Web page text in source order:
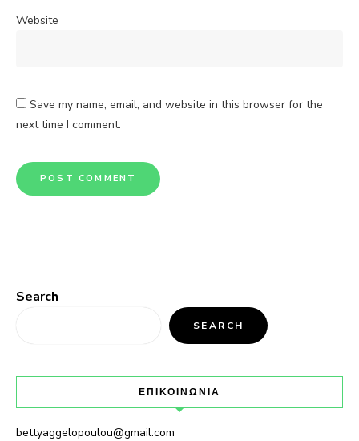
Website
Save my name, email, and website in this browser for the
next time I comment.
Search
SEARCH
ΕΠΙΚΟΙΝΩΝΙΑ
bettyaggelopoulou@gmail.com